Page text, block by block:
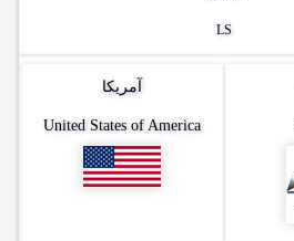
LS
آمریکا
United States of America